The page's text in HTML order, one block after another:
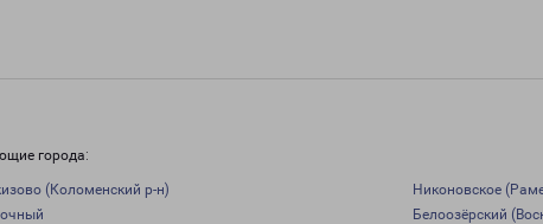
города:
(Коломенский р-н)
Никоновское
Белоозёрский